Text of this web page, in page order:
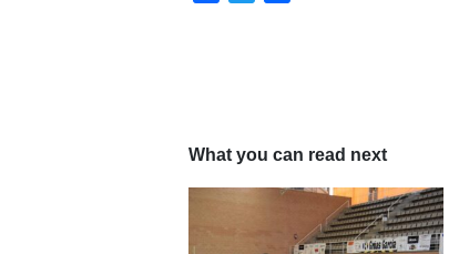
What you can read next